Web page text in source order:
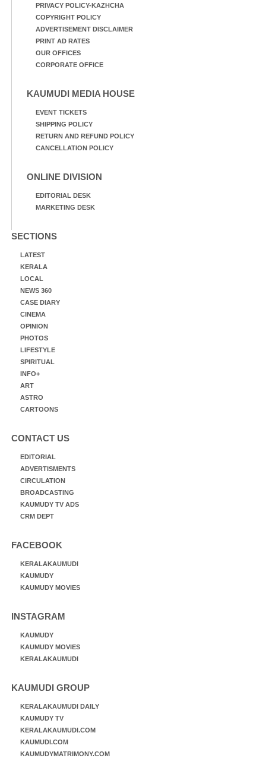
PRIVACY POLICY-KAZHCHA
COPYRIGHT POLICY
ADVERTISEMENT DISCLAIMER
PRINT AD RATES
OUR OFFICES
CORPORATE OFFICE
KAUMUDI MEDIA HOUSE
EVENT TICKETS
SHIPPING POLICY
RETURN AND REFUND POLICY
CANCELLATION POLICY
ONLINE DIVISION
EDITORIAL DESK
MARKETING DESK
SECTIONS
LATEST
KERALA
LOCAL
NEWS 360
CASE DIARY
CINEMA
OPINION
PHOTOS
LIFESTYLE
SPIRITUAL
INFO+
ART
ASTRO
CARTOONS
CONTACT US
EDITORIAL
ADVERTISMENTS
CIRCULATION
BROADCASTING
KAUMUDY TV ADS
CRM DEPT
FACEBOOK
KERALAKAUMUDI
KAUMUDY
KAUMUDY MOVIES
INSTAGRAM
KAUMUDY
KAUMUDY MOVIES
KERALAKAUMUDI
KAUMUDI GROUP
KERALAKAUMUDI DAILY
KAUMUDY TV
KERALAKAUMUDI.COM
KAUMUDI.COM
KAUMUDYMATRIMONY.COM